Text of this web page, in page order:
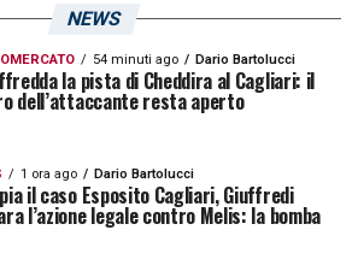
NEWS
54 minuti ago Dario Bartolucci
la pista di Cheddira al Cagliari: il
dell’attaccante resta aperto
1 ora ago Dario Bartolucci
il caso Esposito Cagliari, Giuffredi
l’azione legale contro Melis: la bomba